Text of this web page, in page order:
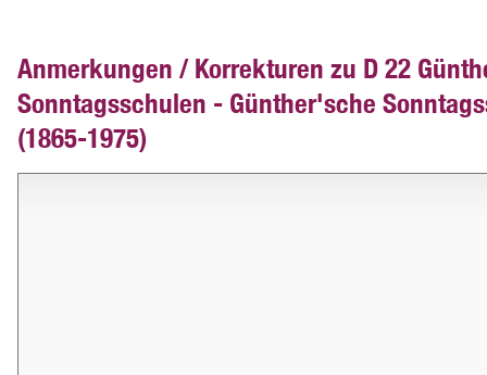
Anmerkungen / Korrekturen zu D 22
Sonntagsschulen - Günther'sche
(1865-1975)